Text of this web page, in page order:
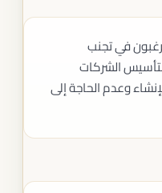
في تجنب
بتأسيس الشركات
وعدم الحاجة إلى